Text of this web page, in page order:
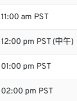
11:00 am PST
12:00 pm PST (中午)
01:00 pm PST
02:00 pm PST